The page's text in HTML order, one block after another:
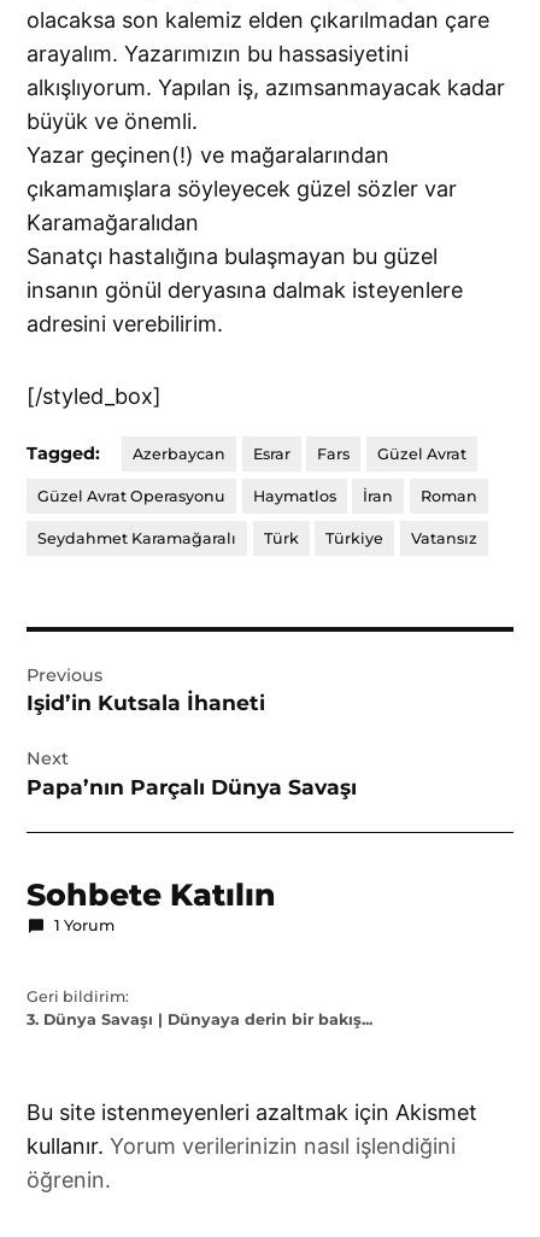
olacaksa son kalemiz elden çıkarılmadan çare
arayalım. Yazarımızın bu hassasiyetini
alkışlıyorum. Yapılan iş, azımsanmayacak kadar
büyük ve önemli.
Yazar geçinen(!) ve mağaralarından
çıkamamışlara söyleyecek güzel sözler var
Karamağaralıdan
Sanatçı hastalığına bulaşmayan bu güzel
insanın gönül deryasına dalmak isteyenlere
adresini verebilirim.
[/styled_box]
Tagged: Azerbaycan Esrar Fars Güzel Avrat
Güzel Avrat Operasyonu Haymatlos İran Roman
Seydahmet Karamağaralı Türk Türkiye Vatansız
gezinmesi
Previous
Işid’in Kutsala İhaneti
Next
Papa’nın Parçalı Dünya Savaşı
Sohbete Katılın
1 Yorum
Geri bildirim:
3. Dünya Savaşı | Dünyaya derin bir bakış...
a
comment
Bu site istenmeyenleri azaltmak için Akismet
kullanır.Yorum verilerinizin nasıl işlendiğini
öğrenin.